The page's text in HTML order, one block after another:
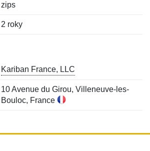
zips
2 roky
Kariban France, LLC
10 Avenue du Girou, Villeneuve-les-
Bouloc, France